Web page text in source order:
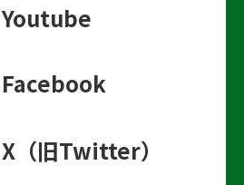
Youtube
Facebook
X（旧Twitter）